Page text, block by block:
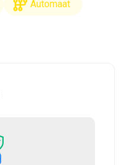
Automaat